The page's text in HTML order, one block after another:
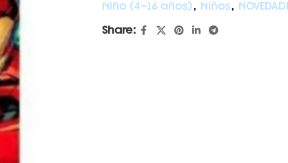
Niño (4-16 años), Niños,
Share: